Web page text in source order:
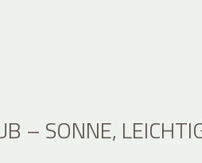
– SONNE,